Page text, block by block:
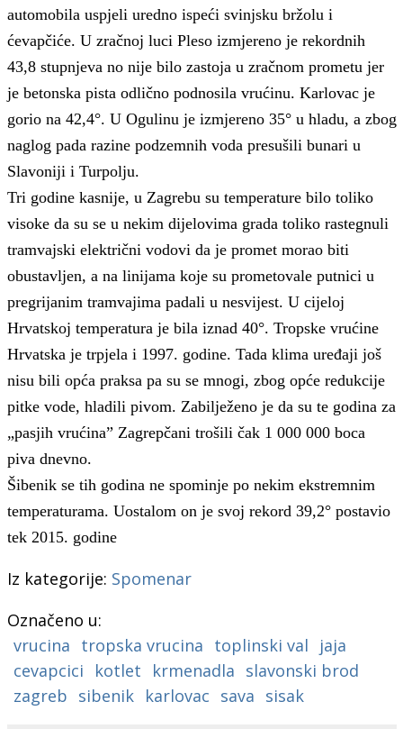
automobila uspjeli uredno ispeći svinjsku bržolu i
ćevapčiće. U zračnoj luci Pleso izmjereno je rekordnih
43,8 stupnjeva no nije bilo zastoja u zračnom prometu jer
je betonska pista odlično podnosila vrućinu. Karlovac je
gorio na 42,4°. U Ogulinu je izmjereno 35° u hladu, a zbog
naglog pada razine podzemnih voda presušili bunari u
Slavoniji i Turpolju.
Tri godine kasnije, u Zagrebu su temperature bilo toliko
visoke da su se u nekim dijelovima grada toliko rastegnuli
tramvajski električni vodovi da je promet morao biti
obustavljen, a na linijama koje su prometovale putnici u
pregrijanim tramvajima padali u nesvijest. U cijeloj
Hrvatskoj temperatura je bila iznad 40°. Tropske vrućine
Hrvatska je trpjela i 1997. godine. Tada klima uređaji još
nisu bili opća praksa pa su se mnogi, zbog opće redukcije
pitke vode, hladili pivom. Zabilježeno je da su te godina za
„pasjih vrućina” Zagrepčani trošili čak 1 000 000 boca
piva dnevno.
Šibenik se tih godina ne spominje po nekim ekstremnim
temperaturama. Uostalom on je svoj rekord 39,2° postavio
tek 2015. godine
Iz kategorije: Spomenar
Označeno u:
vrucina tropska vrucina toplinski val
jaja
cevapcici
kotlet krmenadla slavonski brod
zagreb sibenik karlovac sava sisak